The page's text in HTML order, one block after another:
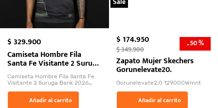
$329.900
Camiseta Hombre Fila
Santa Fe Visitante 2 Suruga
Bank 2026
Camiseta Hombre Fila Santa Fe
Visitante 2 Suruga Bank 2026
El Rugido del Sol Naciente:
“Primeros para la Et...
Añadir al carrito
$174.950
$349.900 -50 %
Zapato Mujer Skechers
Gorunelevate20.
Gorunelevate2.0 129000Wmnt
Añadir al carrito